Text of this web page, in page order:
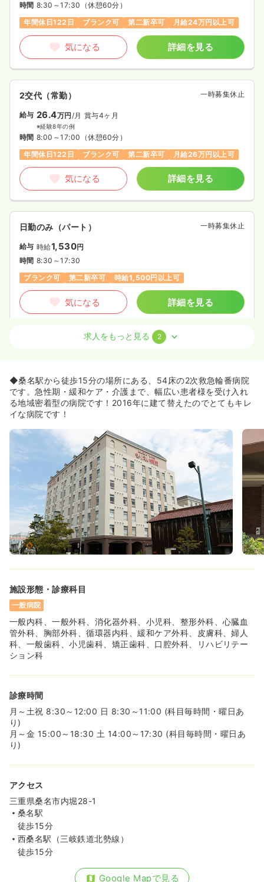
時間 8:30～17:30 （休憩60分）
年間休日122日
ブランク可 第二新卒可 月給24万円以上可
気になる 詳細を見る
2交代（常勤） 一時募集休止
給与 26.4万円 /月 賞与4ヶ月
※経験8年の例
時間 8:00～17:00 （休憩60分）
年間休日122日
ブランク可 第二新卒可 月給26万円以上可
気になる 詳細を見る
日勤のみ（パート） 一時募集休止
給与 時給1,530円
時間 8:30～17:30
ブランク可
第二新卒可 時給1,500円以上可
気になる 詳細を見る
オペ室(手術室)正・准看護師
給与 20.0万円〜/月 賞与2回
※一例
時間 8:30～17:30
オンコールあり
ブランク可 月給20万円以上可
気になる 詳細を見る
日勤のみ（パート） 一時募集休止
給与 時給1,350円
時間 8:30～17:30
オンコールあり
ブランク可 第二新卒可 時給1,300円以上可
求人をもっと見る 2
◆桑名駅から徒歩15分の場所にある、54床の2次救急輪番病院
です。急性期・緩和ケア・介護まで、幅広い患者様を受け入れ
る地域密着型の病院です！2016年に建て替えたのでとてもキレ
イな病院です！
施設形態・診療科目
一般病院
一般内科、一般外科、消化器外科、小児科、整形外科、心臓血
管外科、胸部外科、循環器内科、緩和ケア外科、皮膚科、婦人
科、一般歯科、小児歯科、矯正歯科、口腔外科、リハビリテー
ション科
診療時間
月～土祝 8:30～12:00 日 8:30～11:00 (科目毎時間・曜日あ
り)
月～金 15:00～18:30 土 14:00～17:30 (科目毎時間・曜日あ
り)
アクセス
三重県桑名市内堀28-1
桑名駅
徒歩15分
西桑名駅（三岐鉄道北勢線）
徒歩15分
Google Mapで見る